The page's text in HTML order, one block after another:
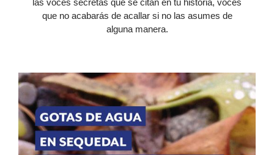
que no acabarás de acallar si no las asumes de
alguna manera.